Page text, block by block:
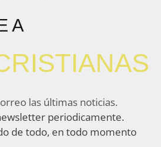
A
las últimas noticias.
periodicamente.
de todo, en todo momento